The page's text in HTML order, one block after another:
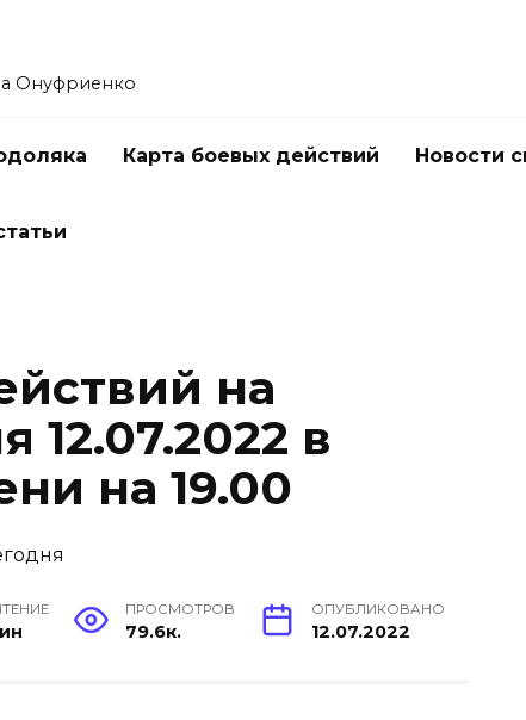
Онуфриенко
Карта боевых действий Новости
на
12.07.2022 в
на 19.00
ПРОСМОТРОВ
79.6к.
ОПУБЛИКОВАНО
12.07.2022